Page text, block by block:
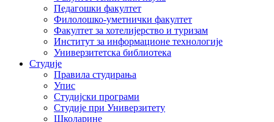
Педагошки факултет
Филолошко-уметнички факултет
Факултет за хотелијерство и туризам
Институт за информационе технологије
Универзитетска библиотека
Студије
Правила студирања
Упис
Студијски програми
Студије при Универзитету
Школарине